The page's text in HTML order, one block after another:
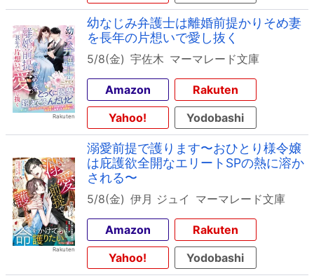
幼なじみ弁護士は離婚前提かりそめ妻
を長年の片想いで愛し抜く
5/8(金) 宇佐木 マーマレード文庫
Amazon
Rakuten
Yahoo!
Yodobashi
溺愛前提で護ります〜おひとり様令嬢
は庇護欲全開なエリートSPの熱に溶か
される〜
5/8(金) 伊月 ジュイ マーマレード文庫
Amazon
Rakuten
Yahoo!
Yodobashi